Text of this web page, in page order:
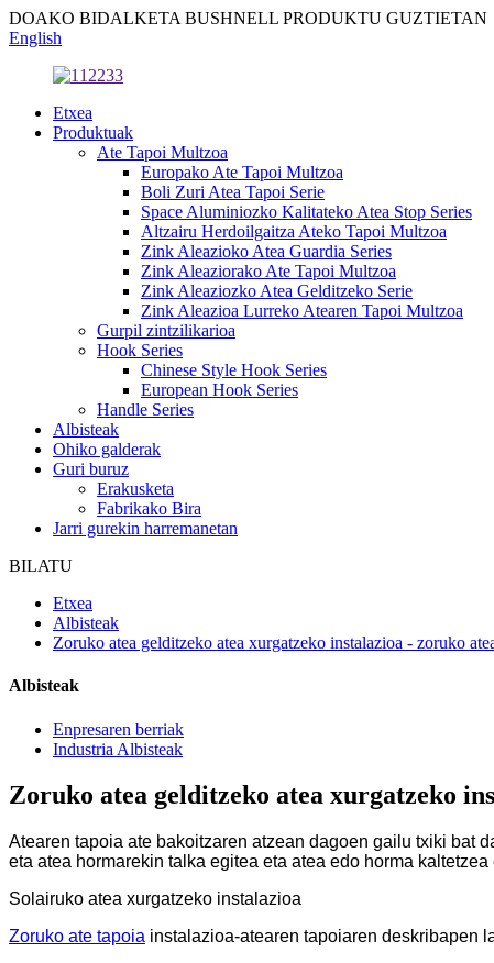
DOAKO BIDALKETA BUSHNELL PRODUKTU GUZTIETAN
English
Etxea
Produktuak
Ate Tapoi Multzoa
Europako Ate Tapoi Multzoa
Boli Zuri Atea Tapoi Serie
Space Aluminiozko Kalitateko Atea Stop Series
Altzairu Herdoilgaitza Ateko Tapoi Multzoa
Zink Aleazioko Atea Guardia Series
Zink Aleaziorako Ate Tapoi Multzoa
Zink Aleaziozko Atea Gelditzeko Serie
Zink Aleazioa Lurreko Atearen Tapoi Multzoa
Gurpil zintzilikarioa
Hook Series
Chinese Style Hook Series
European Hook Series
Handle Series
Albisteak
Ohiko galderak
Guri buruz
Erakusketa
Fabrikako Bira
Jarri gurekin harremanetan
BILATU
Etxea
Albisteak
Zoruko atea gelditzeko atea xurgatzeko instalazioa - zoruko
Albisteak
Enpresaren berriak
Industria Albisteak
Zoruko atea gelditzeko atea xurgatzeko
Atearen tapoia ate bakoitzaren atzean dagoen gailu txiki bat
eta atea hormarekin talka egitea eta atea edo horma kaltetzea
Solairuko atea xurgatzeko instalazioa
Zoruko ate tapoia instalazioa-atearen tapoiaren deskribapen